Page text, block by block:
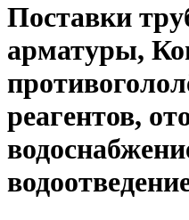
Поставки
арматуры,
реагентов,